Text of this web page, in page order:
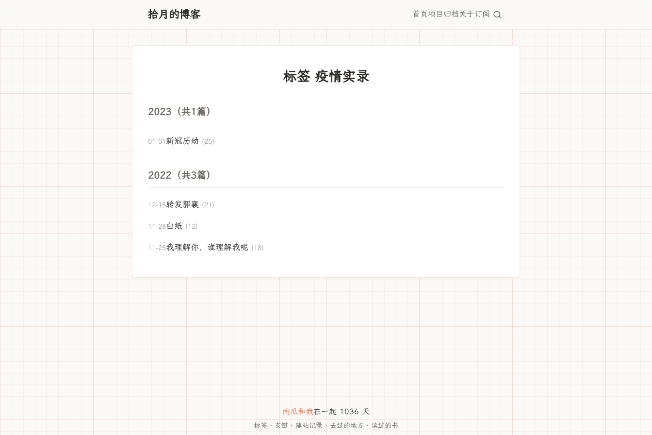
拾月的博客 首页项目 归档关于订阅
标签 疫情实录
2023（共1篇）
01-01 新冠历劫 (25)
2022（共3篇）
12-15转发郭襄 (21)
11-28白纸 (12)
11-25我理解你，谁理解我呢 (18)
南瓜和我在一起 1036 天
标签 · 友链 · 建站记录 · 去过的地方 · 读过的书